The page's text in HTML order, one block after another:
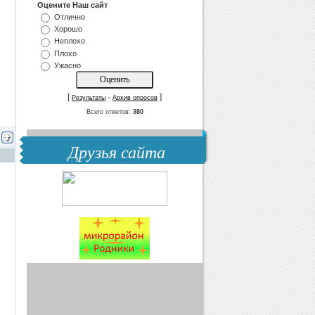
Оцените Наш сайт
Отлично
Хорошо
Неплохо
Плохо
Ужасно
[ Результаты · Архив опросов ]
Всего ответов: 380
Друзья сайта